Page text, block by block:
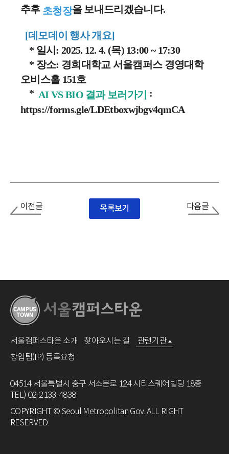
추후 초청장을 보내드리겠습니다.
[데모데이 행사 개요]
* 일시: 2025. 12. 4. (목) 13:00 ~ 17:30
* 장소: 경희대학교 서울캠퍼스 경영대학
오비스홀 151호
* AI VS BIO 결과 보러가기 :
https://forms.gle/LDEtboxwjbgv4qmCA
이전글 목록보기 다음글
서울캠퍼스타운 소개 찾아오시는 길
관련기관
창업팀(IP) 등록요청
04514 서울특별시 중구 서소문로 124 시티스퀘어빌딩 18층
TEL) 02-2133-4838
COPYRIGHT © Seoul Metropolitan Gov. ALL RIGHT
RESERVED.